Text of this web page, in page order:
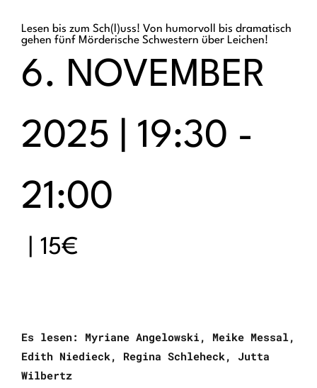
Lesen bis zum Sch(l)uss! Von humorvoll bis dramatisch
gehen fünf Mörderische Schwestern über Leichen!
6. NOVEMBER
2025 | 19:30 -
21:00
15€
Es lesen: Myriane Angelowski, Meike Messal,
Edith Niedieck, Regina Schleheck, Jutta
Wilbertz